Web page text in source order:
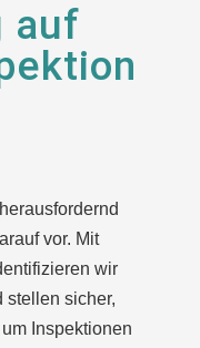
auf
vor. Mit
wir
stellen sicher,
Inspektionen